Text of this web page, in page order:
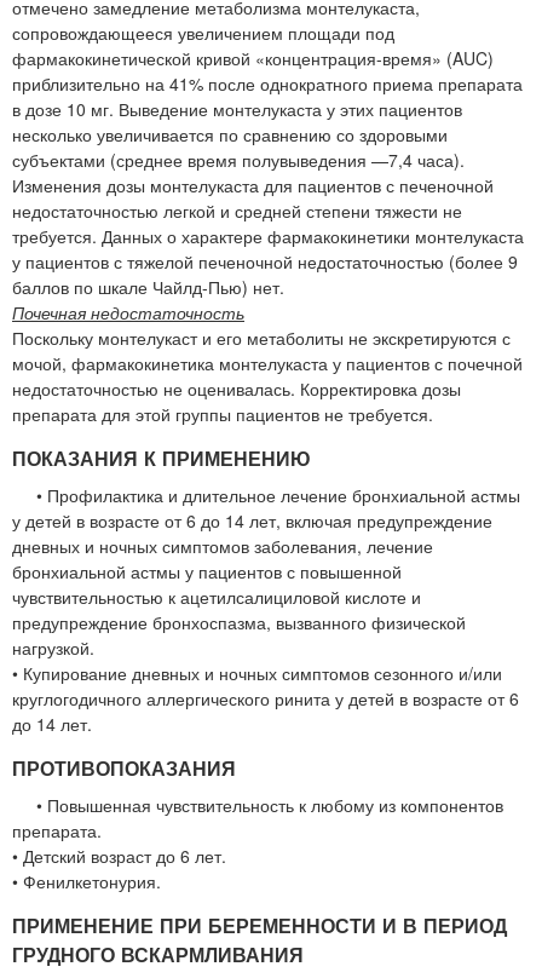
отмечено замедление метаболизма монтелукаста,
сопровождающееся увеличением площади под
фармакокинетической кривой «концентрация-время» (AUC)
приблизительно на 41% после однократного приема препарата
в дозе 10 мг. Выведение монтелукаста у этих пациентов
несколько увеличивается по сравнению со здоровыми
субъектами (среднее время полувыведения —7,4 часа).
Изменения дозы монтелукаста для пациентов с печеночной
недостаточностью легкой и средней степени тяжести не
требуется. Данных о характере фармакокинетики монтелукаста
у пациентов с тяжелой печеночной недостаточностью (более 9
баллов по шкале Чайлд-Пью) нет.
Почечная недостаточность
Поскольку монтелукаст и его метаболиты не экскретируются с
мочой, фармакокинетика монтелукаста у пациентов с почечной
недостаточностью не оценивалась. Корректировка дозы
препарата для этой группы пациентов не требуется.
ПОКАЗАНИЯ К ПРИМЕНЕНИЮ
• Профилактика и длительное лечение бронхиальной астмы
у детей в возрасте от 6 до 14 лет, включая предупреждение
дневных и ночных симптомов заболевания, лечение
бронхиальной астмы у пациентов с повышенной
чувствительностью к ацетилсалициловой кислоте и
предупреждение бронхоспазма, вызванного физической
нагрузкой.
• Купирование дневных и ночных симптомов сезонного и/или
круглогодичного аллергического ринита у детей в возрасте от 6
до 14 лет.
ПРОТИВОПОКАЗАНИЯ
• Повышенная чувствительность к любому из компонентов
препарата.
• Детский возраст до 6 лет.
• Фенилкетонурия.
ПРИМЕНЕНИЕ ПРИ БЕРЕМЕННОСТИ И В ПЕРИОД
ГРУДНОГО ВСКАРМЛИВАНИЯ